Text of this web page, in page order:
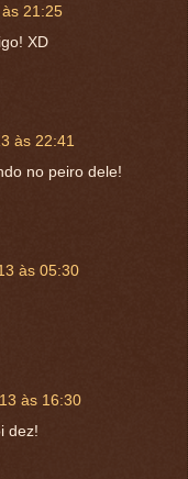
21:25
XD
às 22:41
no peiro dele!
às 05:30
às 16:30
dez!